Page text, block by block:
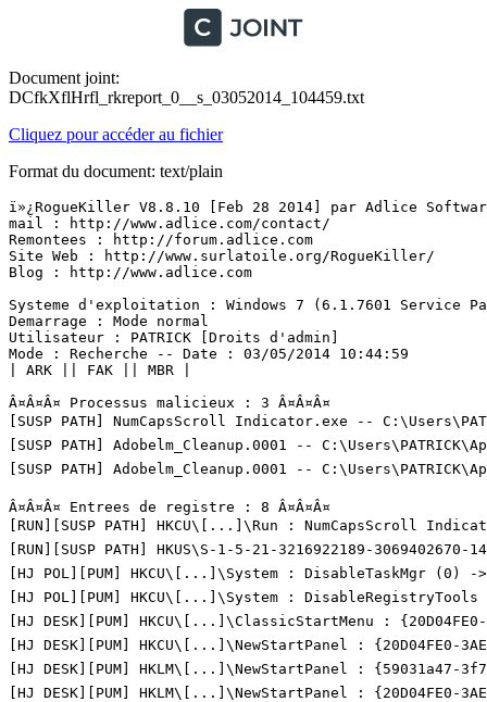
Document joint:
DCfkXflHrfl_rkreport_0__s_03052014_104459.txt
Cliquez pour accéder au fichier
Format du document: text/plain
ï»¿RogueKiller V8.8.10 [Feb 28 2014] par Adlice
mail : http://www.adlice.com/contact/
Remontees : http://forum.adlice.com
Site Web : http://www.surlatoile.org/RogueKiller/
Blog : http://www.adlice.com
Systeme d'exploitation : Windows 7 (6.1.7601 Service
Demarrage : Mode normal
Utilisateur : PATRICK [Droits d'admin]
Mode : Recherche -- Date : 03/05/2014 10:44:59
| ARK || FAK || MBR |
Â¤Â¤Â¤ Processus malicieux : 3 Â¤Â¤Â¤
[SUSP PATH] NumCapsScroll Indicator.exe --
[SUSP PATH] Adobelm_Cleanup.0001 --
[SUSP PATH] Adobelm_Cleanup.0001 --
Â¤Â¤Â¤ Entrees de registre : 8 Â¤Â¤Â¤
[RUN][SUSP PATH] HKCU\[...]\Run : NumCapsScroll
[RUN][SUSP PATH] HKUS\S-1-5-21-3216922189-
[HJ POL][PUM] HKCU\[...]\System : DisableTaskMgr (0) ->
[HJ POL][PUM] HKCU\[...]\System : DisableRegistryTools
[HJ DESK][PUM] HKCU\[...]\ClassicStartMenu : {20D04FE0-
[HJ DESK][PUM] HKCU\[...]\NewStartPanel : {20D04FE0-
[HJ DESK][PUM] HKLM\[...]\NewStartPanel : {59031a47-
[HJ DESK][PUM] HKLM\[...]\NewStartPanel : {20D04FE0-